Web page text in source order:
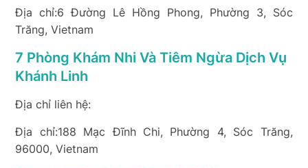
Địa chỉ:6 Đường Lê Hồng Phong, Phường 3, Sóc
Trăng, Vietnam
7 Phòng Khám Nhi Và Tiêm Ngừa Dịch Vụ
Khánh Linh
Địa chỉ liên hệ:
Địa chỉ:188 Mạc Đĩnh Chi, Phường 4, Sóc Trăng,
96000, Vietnam